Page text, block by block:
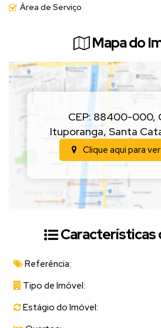
Área de Serviço
Mapa do
CEP: 88400-000,
Ituporanga,Santa
Clique aqui para
Características
Referência:
Tipo de Imóvel:
Estágio do Imóvel: